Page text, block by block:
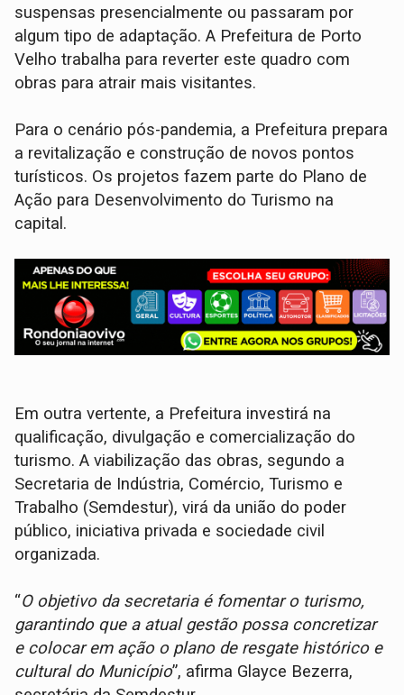
suspensas presencialmente ou passaram por
algum tipo de adaptação. A Prefeitura de Porto
Velho trabalha para reverter este quadro com
obras para atrair mais visitantes.
Para o cenário pós-pandemia, a Prefeitura prepara
a revitalização e construção de novos pontos
turísticos. Os projetos fazem parte do Plano de
Ação para Desenvolvimento do Turismo na
capital.
Em outra vertente, a Prefeitura investirá na
qualificação, divulgação e comercialização do
turismo. A viabilização das obras, segundo a
Secretaria de Indústria, Comércio, Turismo e
Trabalho (Semdestur), virá da união do poder
público, iniciativa privada e sociedade civil
organizada.
“O objetivo da secretaria é fomentar o turismo,
garantindo que a atual gestão possa concretizar
e colocar em ação o plano de resgate histórico e
cultural do Município”, afirma Glayce Bezerra,